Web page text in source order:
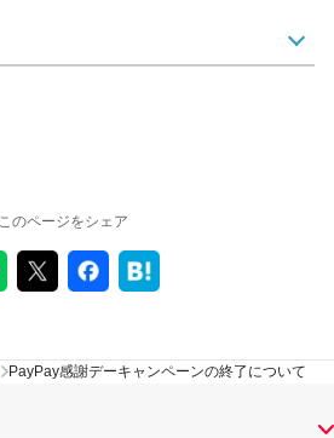
このページをシェア
PayPay感謝デーキャンペーンの終了について